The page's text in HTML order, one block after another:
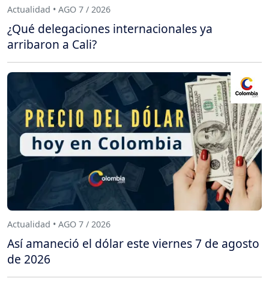
Actualidad • AGO 7 / 2026
¿Qué delegaciones internacionales ya
arribaron a Cali?
Actualidad • AGO 7 / 2026
Así amaneció el dólar este viernes 7 de agosto
de 2026